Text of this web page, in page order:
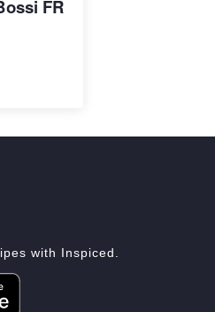
FR
with Inspiced.